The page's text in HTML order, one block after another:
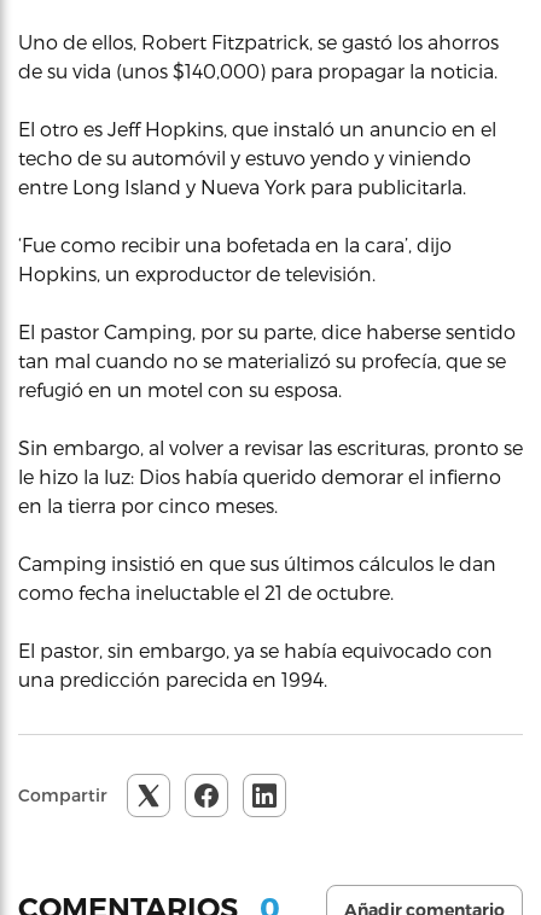
Uno de ellos, Robert Fitzpatrick, se gastó los ahorros
de su vida (unos $140,000) para propagar la noticia.
El otro es Jeff Hopkins, que instaló un anuncio en el
techo de su automóvil y estuvo yendo y viniendo
entre Long Island y Nueva York para publicitarla.
‘Fue como recibir una bofetada en la cara’, dijo
Hopkins, un exproductor de televisión.
El pastor Camping, por su parte, dice haberse sentido
tan mal cuando no se materializó su profecía, que se
refugió en un motel con su esposa.
Sin embargo, al volver a revisar las escrituras, pronto se
le hizo la luz: Dios había querido demorar el infierno
en la tierra por cinco meses.
Camping insistió en que sus últimos cálculos le dan
como fecha ineluctable el 21 de octubre.
El pastor, sin embargo, ya se había equivocado con
una predicción parecida en 1994.
Compartir
0 Añadir comentario